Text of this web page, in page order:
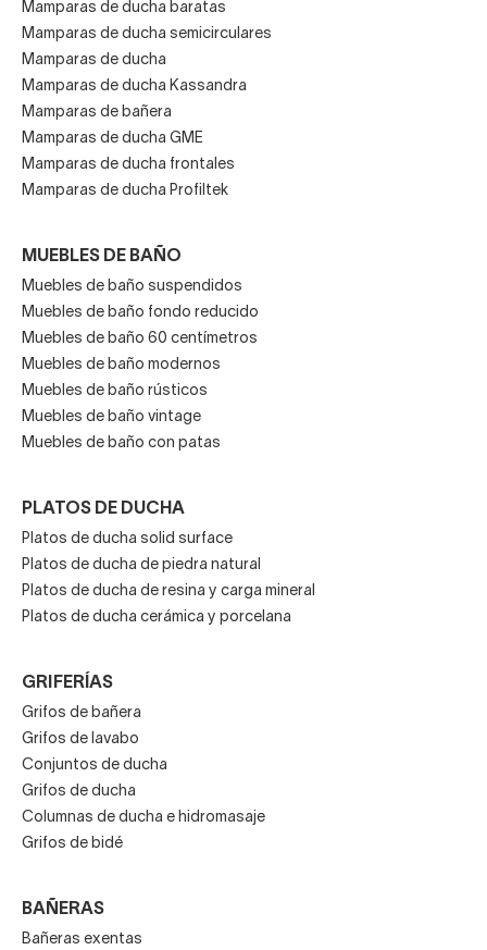
Mamparas de ducha baratas
Mamparas de ducha semicirculares
Mamparas de ducha
Mamparas de ducha Kassandra
Mamparas de bañera
Mamparas de ducha GME
Mamparas de ducha frontales
Mamparas de ducha Profiltek
MUEBLES DE BAÑO
Muebles de baño suspendidos
Muebles de baño fondo reducido
Muebles de baño 60 centímetros
Muebles de baño modernos
Muebles de baño rústicos
Muebles de baño vintage
Muebles de baño con patas
PLATOS DE DUCHA
Platos de ducha solid surface
Platos de ducha de piedra natural
Platos de ducha de resina y carga mineral
Platos de ducha cerámica y porcelana
GRIFERÍAS
Grifos de bañera
Grifos de lavabo
Conjuntos de ducha
Grifos de ducha
Columnas de ducha e hidromasaje
Grifos de bidé
BAÑERAS
Bañeras exentas